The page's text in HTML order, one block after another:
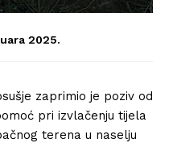
2025.
zaprimio je poziv od
pri izvlačenju tijela
terena u naselju